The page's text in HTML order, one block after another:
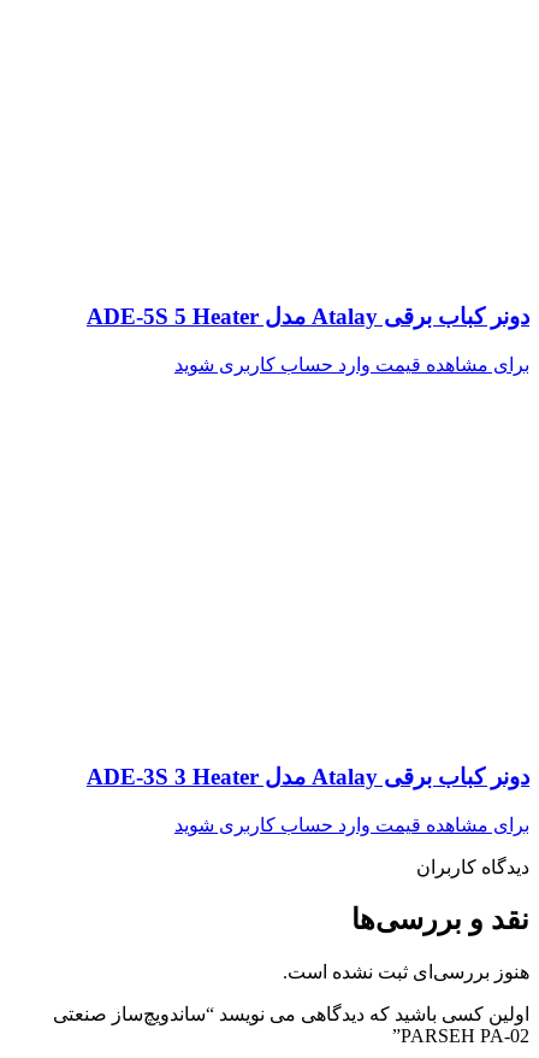
دونر کباب برقی Atalay مدل ADE-5S 5 Heater
برای مشاهده قیمت وارد حساب کاربری شوید
دونر کباب برقی Atalay مدل ADE-3S 3 Heater
برای مشاهده قیمت وارد حساب کاربری شوید
دیدگاه کاربران
نقد و بررسی‌ها
هنوز بررسی‌ای ثبت نشده است.
اولین کسی باشید که دیدگاهی می نویسد “ساندویچ‌ساز صنعتی
PARSEH PA-02”